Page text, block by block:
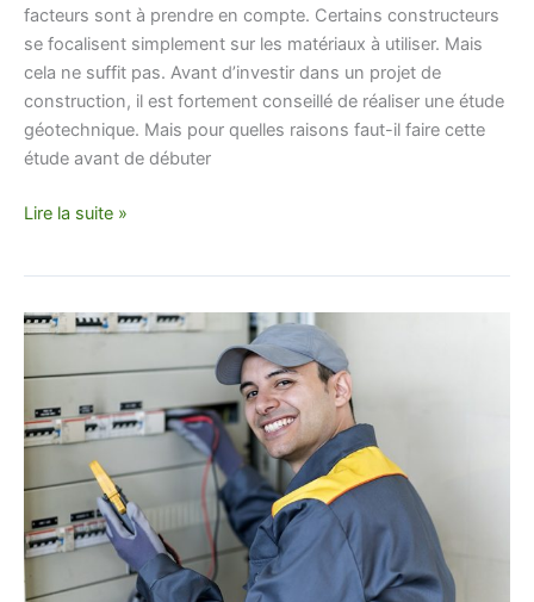
facteurs sont à prendre en compte. Certains constructeurs
se focalisent simplement sur les matériaux à utiliser. Mais
cela ne suffit pas. Avant d’investir dans un projet de
construction, il est fortement conseillé de réaliser une étude
géotechnique. Mais pour quelles raisons faut-il faire cette
étude avant de débuter
Lire la suite »
Tous
d’électricité
avec
une
entreprise
spécialisée
à
Bruxelles